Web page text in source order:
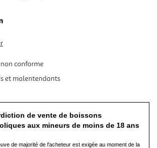
conforme
et malentendants
de vente de boissons
aux mineurs de moins de 18 ans
de majorité de l'acheteur est exigée au moment de la